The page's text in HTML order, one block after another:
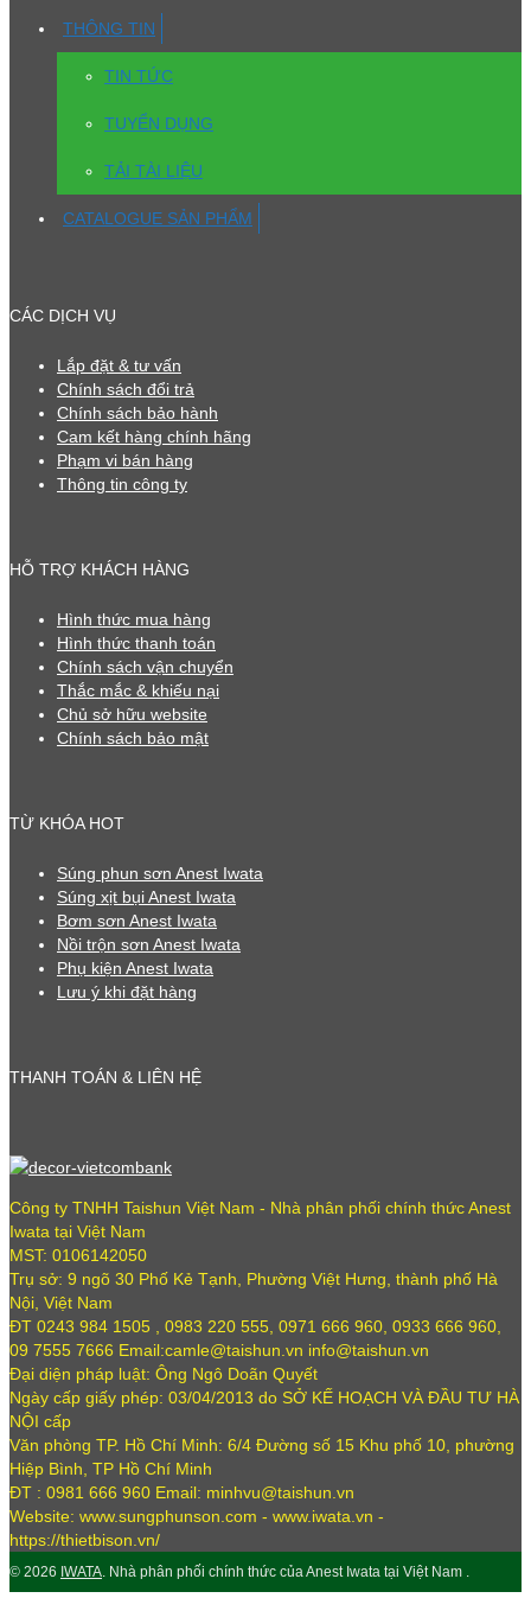
THÔNG TIN
TIN TỨC
TUYỂN DỤNG
TẢI TÀI LIỆU
CATALOGUE SẢN PHẨM
CÁC DỊCH VỤ
Lắp đặt & tư vấn
Chính sách đổi trả
Chính sách bảo hành
Cam kết hàng chính hãng
Phạm vi bán hàng
Thông tin công ty
HỖ TRỢ KHÁCH HÀNG
Hình thức mua hàng
Hình thức thanh toán
Chính sách vận chuyển
Thắc mắc & khiếu nại
Chủ sở hữu website
Chính sách bảo mật
TỪ KHÓA HOT
Súng phun sơn Anest Iwata
Súng xịt bụi Anest Iwata
Bơm sơn Anest Iwata
Nồi trộn sơn Anest Iwata
Phụ kiện Anest Iwata
Lưu ý khi đặt hàng
THANH TOÁN & LIÊN HỆ
Công ty TNHH Taishun Việt Nam - Nhà phân phối chính thức Anest
Iwata tại Việt Nam
MST: 0106142050
Trụ sở: 9 ngõ 30 Phố Kẻ Tạnh, Phường Việt Hưng, thành phố Hà
Nội, Việt Nam
ĐT 0243 984 1505 , 0983 220 555, 0971 666 960, 0933 666 960,
09 7555 7666 Email:camle@taishun.vn info@taishun.vn
Đại diện pháp luật: Ông Ngô Doãn Quyết
Ngày cấp giấy phép: 03/04/2013 do SỞ KẾ HOẠCH VÀ ĐẦU TƯ HÀ
NỘI cấp
Văn phòng TP. Hồ Chí Minh: 6/4 Đường số 15 Khu phố 10, phường
Hiệp Bình, TP Hồ Chí Minh
ĐT : 0981 666 960 Email: minhvu@taishun.vn
Website: www.sungphunson.com - www.iwata.vn -
https://thietbison.vn/
© 2026 IWATA. Nhà phân phối chính thức của Anest Iwata tại Việt Nam .